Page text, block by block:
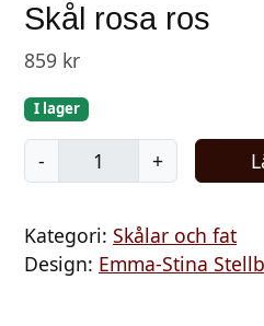
Skål rosa ros
859 kr
I lager
-
k
l
r
+
Kategori: Skålar och fat
Design: Emma-Stina